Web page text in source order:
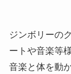
ジンボリーの
ートや音楽等
音楽と体を動